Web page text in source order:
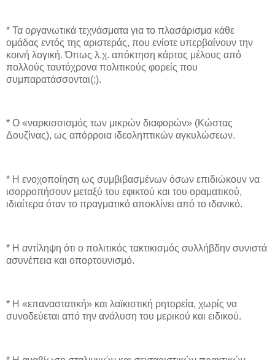
* Τα οργανωτικά τεχνάσματα για το πλασάρισμα κάθε
ομάδας εντός της αριστεράς, που ενίοτε υπερβαίνουν την
κοινή λογική. Όπως λ.χ. απόκτηση κάρτας μέλους από
πολλούς ταυτόχρονα πολιτικούς φορείς που
συμπαρατάσσονται(;).
* Ο «ναρκισσισμός των μικρών διαφορών» (Κώστας
Δουζίνας), ως απόρροια ιδεοληπτικών αγκυλώσεων.
* Η ενοχοποίηση ως συμβιβασμένων όσων επιδιώκουν να
ισορροπήσουν μεταξύ του εφικτού και του οραματικού,
ιδιαίτερα όταν το πραγματικό αποκλίνει από το ιδανικό.
* Η αντίληψη ότι ο πολιτικός τακτικισμός συλλήβδην συνιστά
ασυνέπεια και οπορτουνισμό.
* Η «επαναστατική» και λαϊκιστική ρητορεία, χωρίς να
συνοδεύεται από την ανάλυση του μερικού και ειδικού.